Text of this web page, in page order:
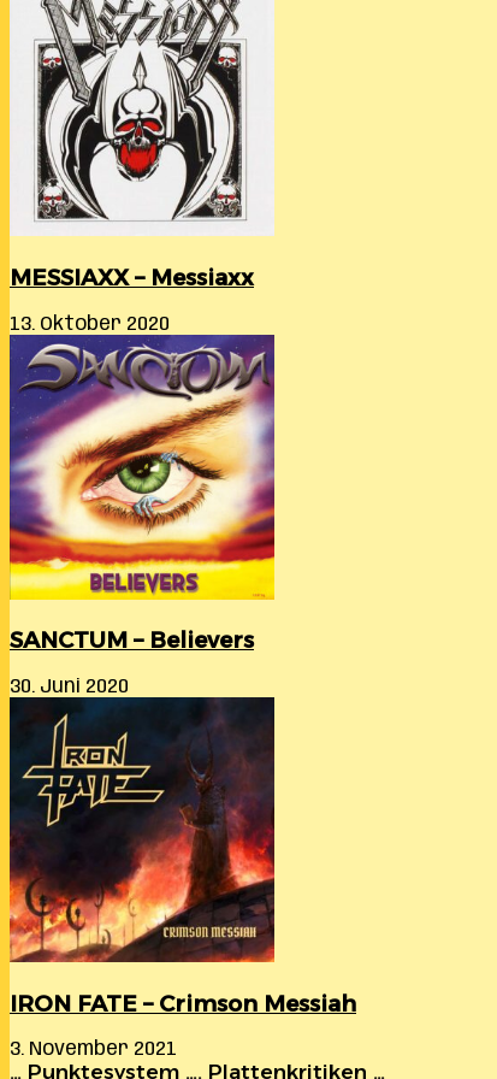
MESSIAXX – Messiaxx
13. Oktober 2020
SANCTUM – Believers
30. Juni 2020
IRON FATE – Crimson Messiah
3. November 2021
… Punktesystem …. Plattenkritiken …